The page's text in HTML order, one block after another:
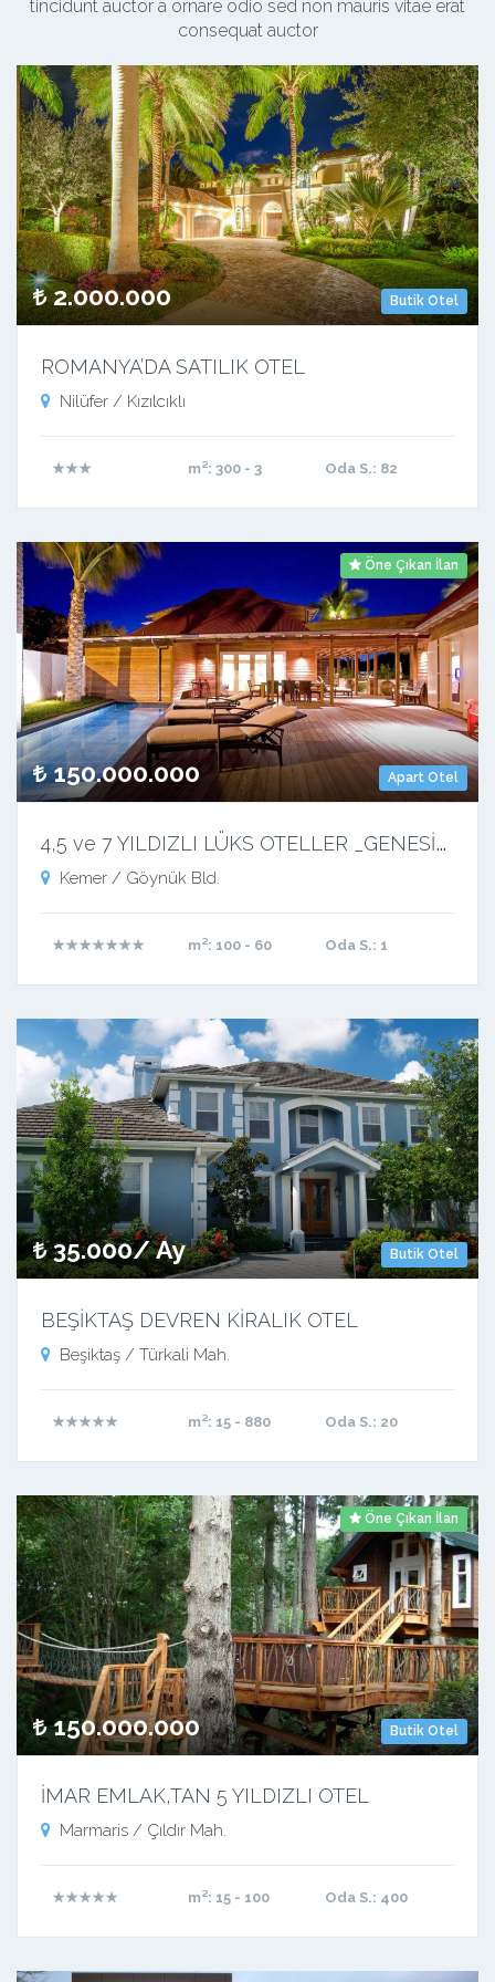
tincidunt auctor a ornare odio sed non mauris vitae erat
consequat auctor
Butik Otel
2.000.000
ROMANYA’DA SATILIK OTEL
Nilüfer / Kızılcıklı
★★★ m²: 300 - 3 Oda S.: 82
Öne Çıkan İlan
Apart Otel
150.000.000
4
,5 ve 7 YILDIZLI LÜKS OTELLER _GENESİS GAYRİMENKUL_
Kemer / Göynük Bld.
★★★★★★★ m²: 100 - 60 Oda S.: 1
Butik Otel
35.000/ Ay
BEŞİKTAŞ DEVREN KİRALIK OTEL
Beşiktaş / Türkali Mah.
★★★★★ m²: 15 - 880 Oda S.: 20
Öne Çıkan İlan
Butik Otel
150.000.000
İMAR EMLAK,TAN 5 YILDIZLI OTEL
Marmaris / Çıldır Mah.
★★★★★ m²: 15 - 100 Oda S.: 400